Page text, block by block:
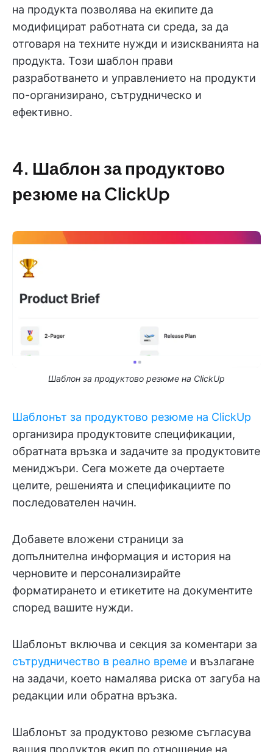
на продукта позволява на екипите да
модифицират работната си среда, за да
отговаря на техните нужди и изискванията на
продукта. Този шаблон прави
разработването и управлението на продукти
по-организирано, сътрудническо и
ефективно.
4. Шаблон за продуктово
резюме на ClickUp
Шаблон за продуктово резюме на ClickUp
Шаблонът за продуктово резюме на ClickUp
организира продуктовите спецификации,
обратната връзка и задачите за продуктовите
мениджъри. Сега можете да очертаете
целите, решенията и спецификациите по
последователен начин.
Добавете вложени страници за
допълнителна информация и история на
черновите и персонализирайте
форматирането и етикетите на документите
според вашите нужди.
Шаблонът включва и секция за коментари за
сътрудничество в реално време и възлагане
на задачи, което намалява риска от загуба на
редакции или обратна връзка.
Шаблонът за продуктово резюме съгласува
вашия продуктов екип по отношение на